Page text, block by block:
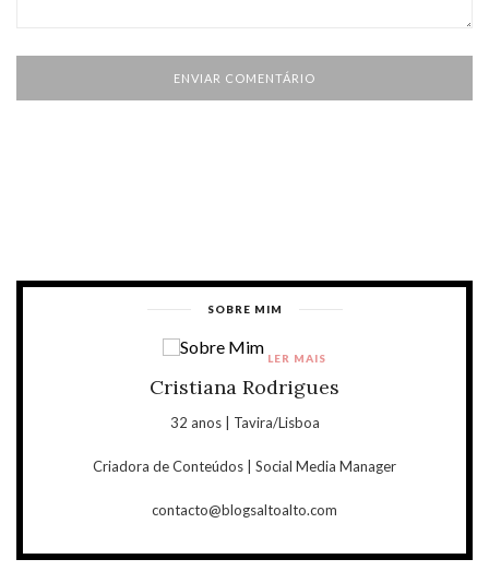
SOBRE MIM
Cristiana Rodrigues
32 anos | Tavira/Lisboa
Criadora de Conteúdos | Social Media Manager
contacto@blogsaltoalto.com
LER MAIS